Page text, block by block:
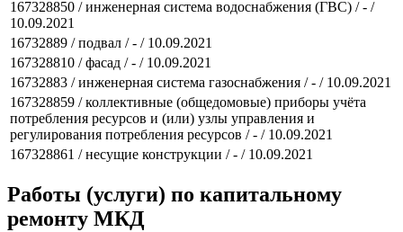
167328850 / инженерная система водоснабжения (ГВС) / - /
10.09.2021
16732889 / подвал / - / 10.09.2021
167328810 / фасад / - / 10.09.2021
16732883 / инженерная система газоснабжения / - / 10.09.2021
167328859 / коллективные (общедомовые) приборы учёта
потребления ресурсов и (или) узлы управления и
регулирования потребления ресурсов / - / 10.09.2021
167328861 / несущие конструкции / - / 10.09.2021
Работы (услуги) по капитальному
ремонту МКД